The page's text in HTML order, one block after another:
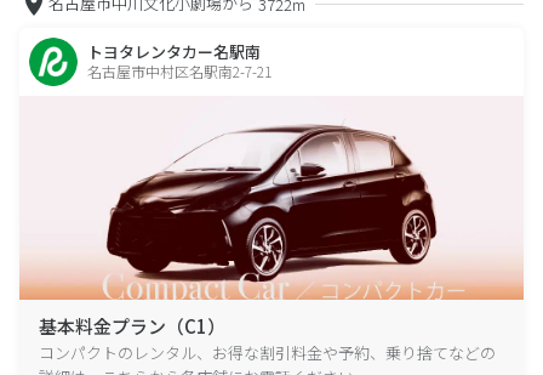
トヨタレンタカー名駅南
名古屋市中村区名駅南2-7-21
基本料金プラン（C1）
コンパクトのレンタル、お得な割引料金や予約、乗り捨てなどの